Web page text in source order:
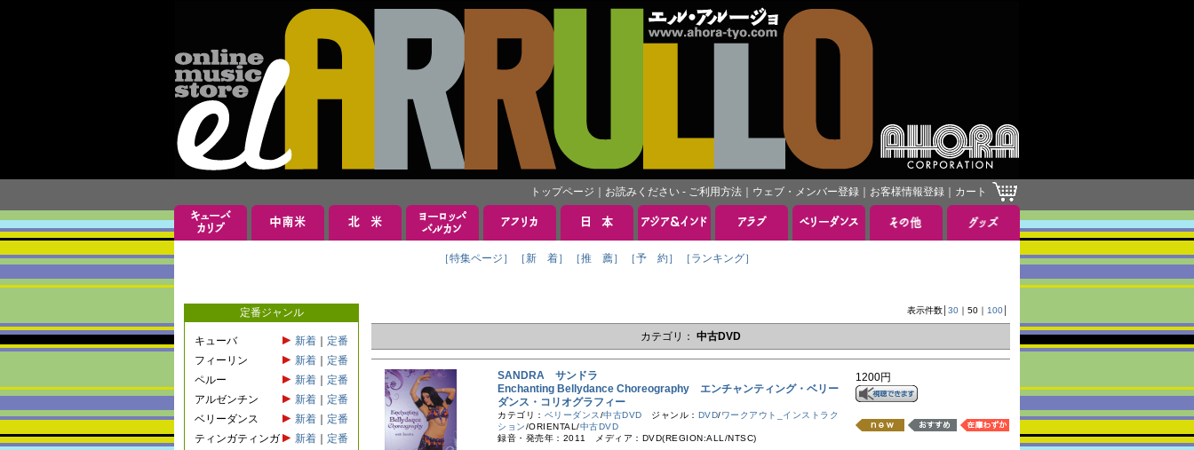
トップページ お読みください - ご利用方法 ウェブ・メンバー登録 お客様情報登録 カート
［特集ページ］ ［新 着］ ［推 薦］ ［予 約］ ［ランキング］
定番ジャンル
キューバ 新着
定番
フィーリン
新着
定番
ペルー
新着
定番
アルゼンチン
新着
定番
ベリーダンス
新着
定番
ティンガティンガ
新着
定番
表示件数│ 30 ｜ 50 ｜ 100
カテゴリ： 中古DVD
SANDRA サンドラ
Enchanting Bellydance Choreography エンチャンティング・ベリー
ダンス・コリオグラフィー
カテゴリ： ベリーダンス /中古DVD ジャンル： DVD/ワークアウト_インストラク
ション/ORIENTAL/中古DVD
録音・発売年：2011 メディア：DVD(REGION:ALL/NTSC)
1200円